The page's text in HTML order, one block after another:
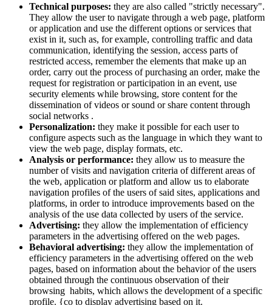
Technical purposes: they are also called "strictly necessary".
They allow the user to navigate through a web page, platform
or application and use the different options or services that
exist in it, such as, for example, controlling traffic and data
communication, identifying the session, access parts of
restricted access, remember the elements that make up an
order, carry out the process of purchasing an order, make the
request for registration or participation in an event, use
security elements while browsing, store content for the
dissemination of videos or sound or share content through
social networks .
Personalization: they make it possible for each user to
configure aspects such as the language in which they want to
view the web page, display formats, etc.
Analysis or performance: they allow us to measure the
number of visits and navigation criteria of different areas of
the web, application or platform and allow us to elaborate
navigation profiles of the users of said sites, applications and
platforms, in order to introduce improvements based on the
analysis of the use data collected by users of the service.
Advertising: they allow the implementation of efficiency
parameters in the advertising offered on the web pages.
Behavioral advertising: they allow the implementation of
efficiency parameters in the advertising offered on the web
pages, based on information about the behavior of the users
obtained through the continuous observation of their
browsing habits, which allows the development of a specific
profile. {co to display advertising based on it.